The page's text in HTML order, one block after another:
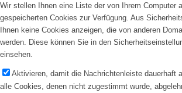
Wir stellen Ihnen eine Liste der von Ihrem Computer
gespeicherten Cookies zur Verfügung. Aus
Ihnen keine Cookies anzeigen, die von anderen
werden. Diese können Sie in den
einsehen.
Aktivieren, damit die Nachrichtenleiste dauerhaft
alle Cookies, denen nicht zugestimmt wurde,